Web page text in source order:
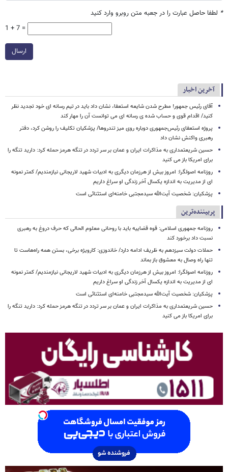
* لطفا حاصل عبارت را در جعبه متن روبرو وارد کنید
1 + 7 =
ارسال
آخرین اخبار
آقای رئیس جمهور! مطرح شدن شایعه استعفا، نشان داد باید در تیم رسانه ای خود تجدید نظر
کنید/ اقدام قوی و حساب شده ی رسانه ای می توانست آن را مهار کند
پروژه استعفای رئیس‌جمهوری دوباره روی میز تندروها/ پزشکیان تکلیف را روشن کرد، دفتر
رهبری واکنش نشان داد
حسین شریعتمداری به مذاکرات ایران و عمان بر سر تردد در تنگه هرمز حمله کرد: دارید تنگه را
برای امریکا باز می کنید
روزنامه اصولگرا: امروز بیش از هرزمان دیگری به ادبیات شهید لاریجانی نیازمندیم/ کمتر نمونه
ای از مدیریت به اندازه یکسال آخر زندگی او سراغ داریم
پزشکیان: شخصیت آیت‌الله سیدمجتبی خامنه‌ای استثنائی است
پربیننده‌ترین
روزنامه جمهوری اسلامی: قوه قضاییه باید با روحانی معلوم الحالی که حرف دروغ به رهبری
نسبت داد برخورد کند
حملات دولت سیزدهم به ظریف ادامه دارد/ خاندوزی: کارویژه برخی، بستن همه راه‌هاست تا
تنها راه وصال به معشوق باز بماند
روزنامه اصولگرا: امروز بیش از هرزمان دیگری به ادبیات شهید لاریجانی نیازمندیم/ کمتر نمونه
ای از مدیریت به اندازه یکسال آخر زندگی او سراغ داریم
پزشکیان: شخصیت آیت‌الله سیدمجتبی خامنه‌ای استثنائی است
حسین شریعتمداری به مذاکرات ایران و عمان بر سر تردد در تنگه هرمز حمله کرد: دارید تنگه را
برای امریکا باز می کنید